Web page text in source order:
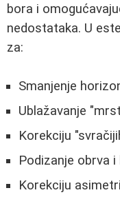
bora i
nedostataka. U
za:
Smanjenje
Ublažavanje
Korekciju
Podizanje obrva i
Korekciju